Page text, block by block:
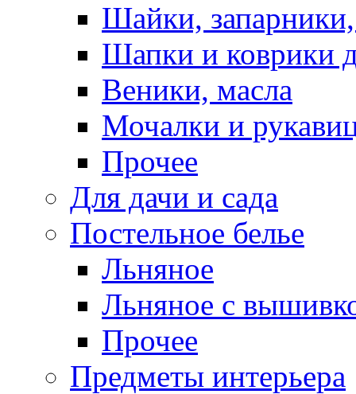
Шайки,
Шапки и коврики
Веники, масла
Мочалки и
Прочее
Для дачи и сада
Постельное белье
Льняное
Льняное с
Прочее
Предметы интерьера